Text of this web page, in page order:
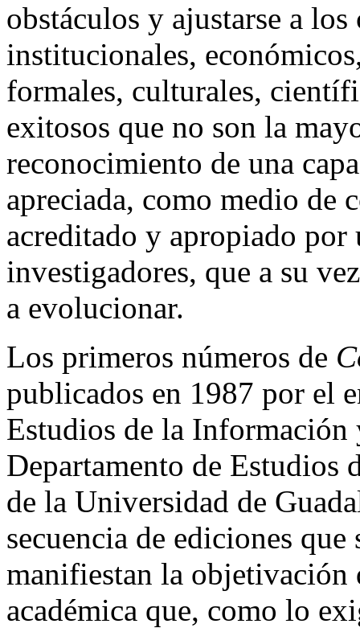
obstáculos y ajustarse a
institucionales,
formales, culturales,
exitosos que no son la
reconocimiento de una
apreciada, como medio de
acreditado y apropiado por
investigadores, que a su
a evolucionar.
Los primeros números de
publicados en 1987 por el
Estudios de la
Departamento de Estudios
de la Universidad de
secuencia de ediciones que
manifiestan la objetivación
académica que, como lo